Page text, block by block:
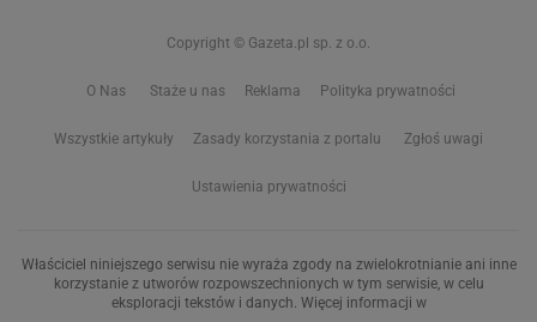
Copyright © Gazeta.pl sp. z o.o.
O Nas Staże u nas Reklama Polityka prywatności
Wszystkie artykuły Zasady korzystania z portalu Zgłoś uwagi
Ustawienia prywatności
Właściciel niniejszego serwisu nie wyraża zgody na zwielokrotnianie ani inne
korzystanie z utworów rozpowszechnionych w tym serwisie, w celu
eksploracji tekstów i danych. Więcej informacji w